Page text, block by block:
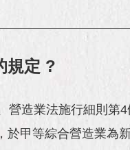
規定 ?
營造業法施行細則第
於甲等綜合營造業為